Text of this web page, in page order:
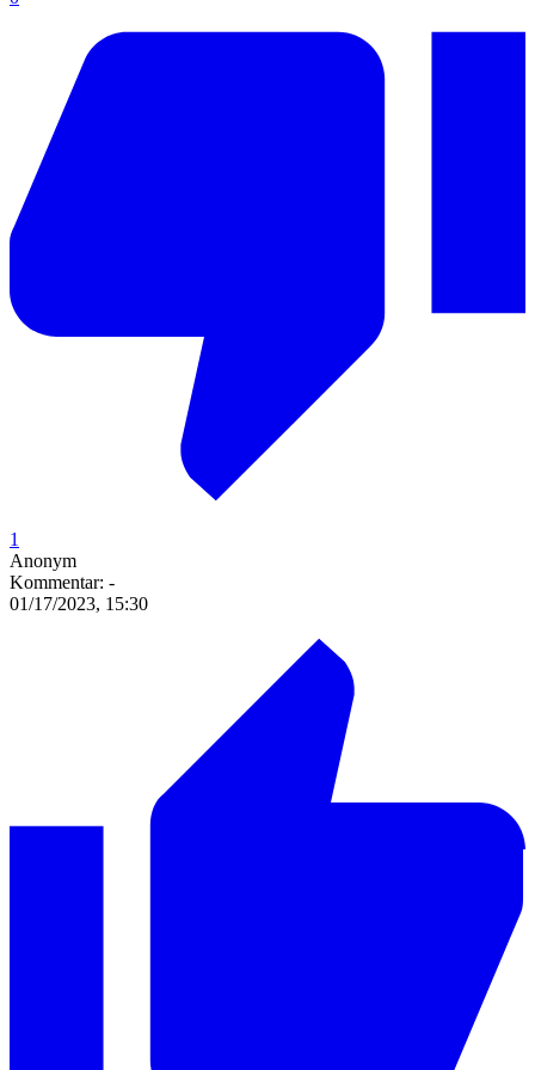
1
Anonym
Kommentar: -
01/17/2023, 15:30